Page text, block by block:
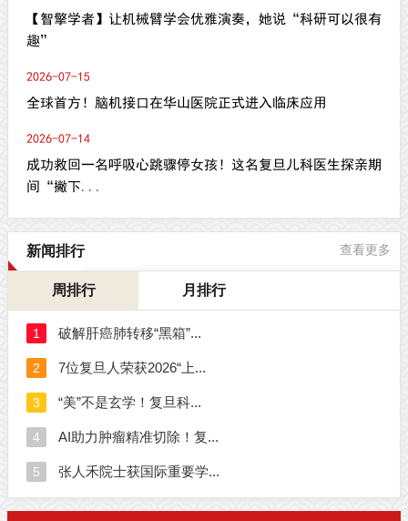
【智擎学者】让机械臂学会优雅演奏，她说“科研可以很有
趣”
2026-07-15
全球首方！脑机接口在华山医院正式进入临床应用
2026-07-14
成功救回一名呼吸心跳骤停女孩！这名复旦儿科医生探亲期
间“撇下...
新闻排行 查看更多
周排行 月排行